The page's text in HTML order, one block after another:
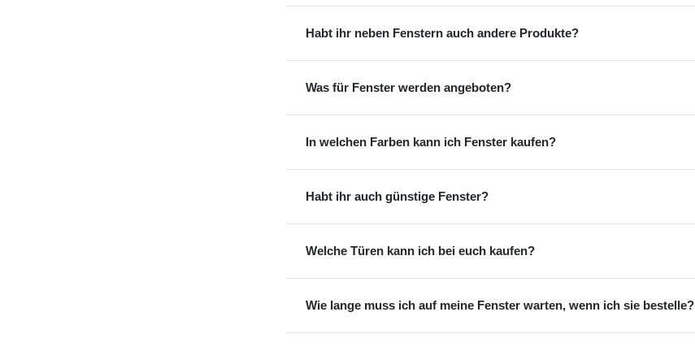
Habt ihr neben Fenstern auch andere Produkte?
Was für Fenster werden angeboten?
In welchen Farben kann ich Fenster kaufen?
Habt ihr auch günstige Fenster?
Welche Türen kann ich bei euch kaufen?
Wie lange muss ich auf meine Fenster warten, wenn ich sie bestelle?